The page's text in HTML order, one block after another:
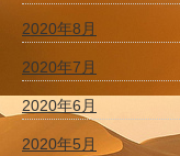
2020年8月
2020年7月
2020年6月
2020年5月